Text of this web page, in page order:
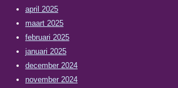
april 2025
maart 2025
februari 2025
januari 2025
december 2024
november 2024